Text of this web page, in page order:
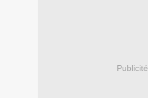
Publicité